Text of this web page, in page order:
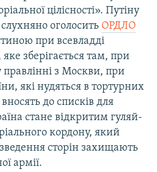
цілісності». Путіну
оголосить ОРДЛО
при всевладді
зберігається там, при
з Москви, при
які нудяться в тортурних
вносять до списків для
стане відкритим гуляй-
кордону, який
сторін захищають
армії.